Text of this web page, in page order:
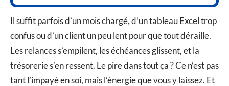
Il suffit parfois d’un mois chargé, d’un tableau Excel trop
confus ou d’un client un peu lent pour que tout déraille.
Les relances s’empilent, les échéances glissent, et la
trésorerie s’en ressent. Le pire dans tout ça ? Ce n’est pas
tant l’impayé en soi, mais l’énergie que vous y laissez. Et